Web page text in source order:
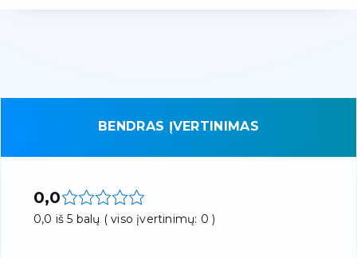
BENDRAS ĮVERTINIMAS
0,0
0,0 iš 5 balų ( viso įvertinimų: 0 )